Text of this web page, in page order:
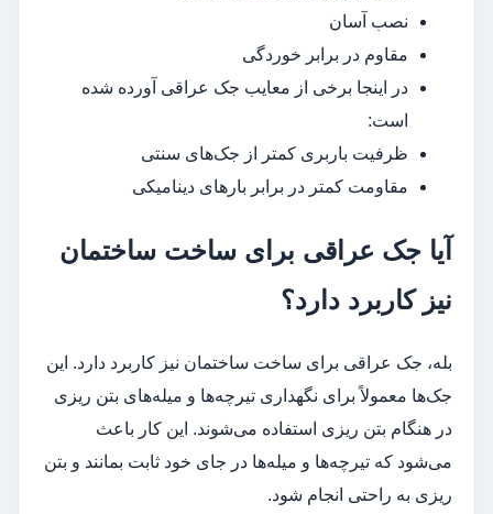
نصب آسان
مقاوم در برابر خوردگی
در اینجا برخی از معایب جک عراقی آورده شده
است:
ظرفیت باربری کمتر از جک‌های سنتی
مقاومت کمتر در برابر بارهای دینامیکی
آیا جک عراقی برای ساخت ساختمان
نیز کاربرد دارد؟
بله، جک عراقی برای ساخت ساختمان نیز کاربرد دارد. این
جک‌ها معمولاً برای نگهداری تیرچه‌ها و میله‌های بتن ریزی
در هنگام بتن ریزی استفاده می‌شوند. این کار باعث
می‌شود که تیرچه‌ها و میله‌ها در جای خود ثابت بمانند و بتن
ریزی به راحتی انجام شود.